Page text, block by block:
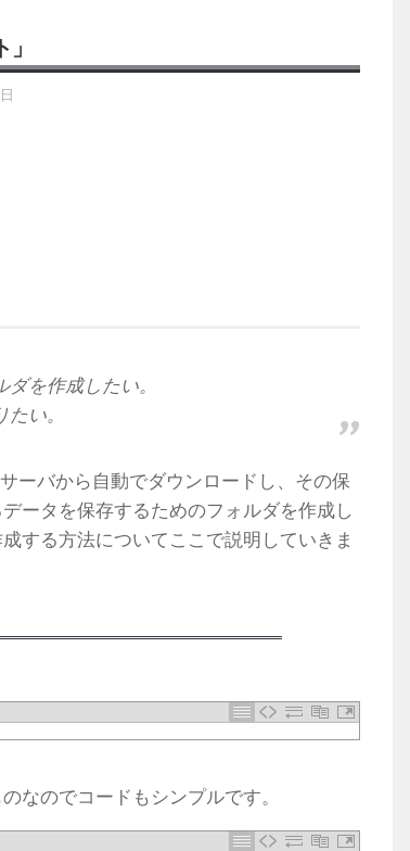
を作成したい。
い。
ーバから自動でダウンロードし、その保
ータを保存するためのフォルダを作成し
する方法についてここで説明していきま
なのでコードもシンプルです。